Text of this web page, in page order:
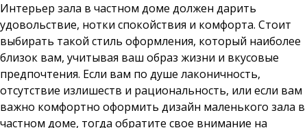
Интерьер зала в частном доме должен дарить
удовольствие, нотки спокойствия и комфорта. Стоит
выбирать такой стиль оформления, который наиболее
близок вам, учитывая ваш образ жизни и вкусовые
предпочтения. Если вам по душе лаконичность,
отсутствие излишеств и рациональность, или если вам
важно комфортно оформить дизайн маленького зала в
частном доме, тогда обратите свое внимание на